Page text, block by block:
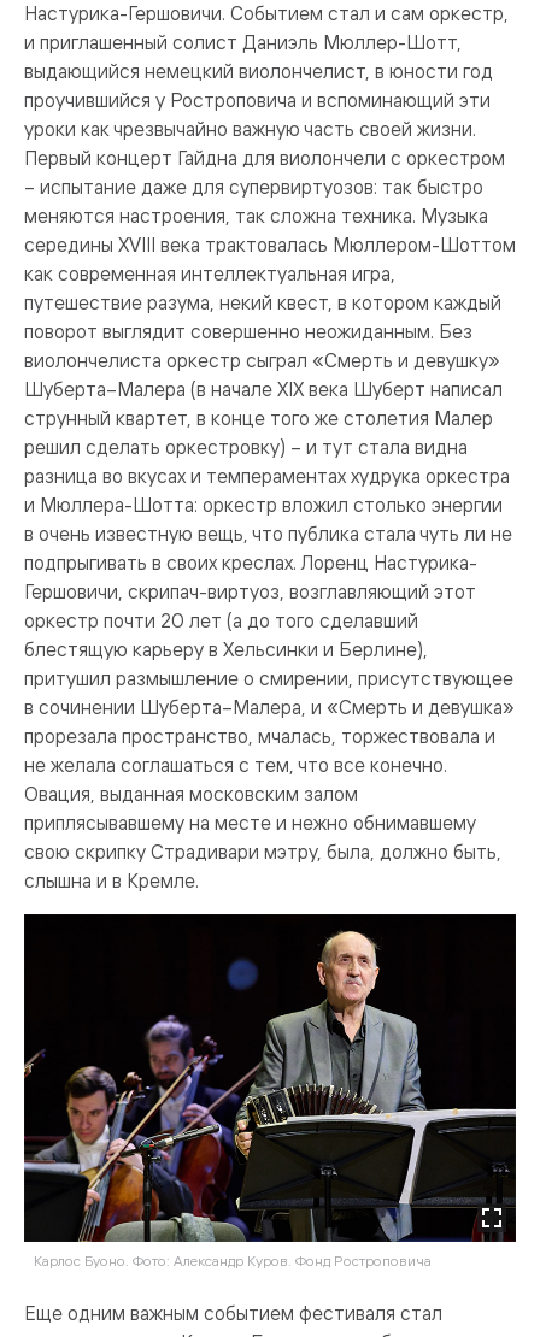
Настурика-Гершовичи. Событием стал и сам оркестр,
и приглашенный солист Даниэль Мюллер-Шотт,
выдающийся немецкий виолончелист, в юности год
проучившийся у Ростроповича и вспоминающий эти
уроки как чрезвычайно важную часть своей жизни.
Первый концерт Гайдна для виолончели с оркестром
– испытание даже для супервиртуозов: так быстро
меняются настроения, так сложна техника. Музыка
середины XVIII века трактовалась Мюллером-Шоттом
как современная интеллектуальная игра,
путешествие разума, некий квест, в котором каждый
поворот выглядит совершенно неожиданным. Без
виолончелиста оркестр сыграл «Смерть и девушку»
Шуберта–Малера (в начале XIX века Шуберт написал
струнный квартет, в конце того же столетия Малер
решил сделать оркестровку) – и тут стала видна
разница во вкусах и темпераментах худрука оркестра
и Мюллера-Шотта: оркестр вложил столько энергии
в очень известную вещь, что публика стала чуть ли не
подпрыгивать в своих креслах. Лоренц Настурика-
Гершовичи, скрипач-виртуоз, возглавляющий этот
оркестр почти 20 лет (а до того сделавший
блестящую карьеру в Хельсинки и Берлине),
притушил размышление о смирении, присутствующее
в сочинении Шуберта–Малера, и «Смерть и девушка»
прорезала пространство, мчалась, торжествовала и
не желала соглашаться с тем, что все конечно.
Овация, выданная московским залом
приплясывавшему на месте и нежно обнимавшему
свою скрипку Страдивари мэтру, была, должно быть,
слышна и в Кремле.
Карлос Буоно. Фото: Александр Куров. Фонд Ростроповича
Еще одним важным событием фестиваля стал